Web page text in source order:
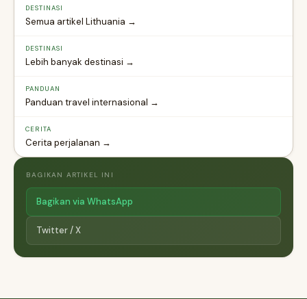
DESTINASI
Semua artikel Lithuania →
DESTINASI
Lebih banyak destinasi →
PANDUAN
Panduan travel internasional →
CERITA
Cerita perjalanan →
BAGIKAN ARTIKEL INI
Bagikan via WhatsApp
Twitter / X